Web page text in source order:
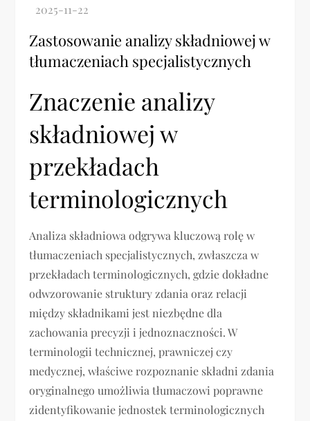
Zastosowanie analizy składniowej w
tłumaczeniach specjalistycznych
Znaczenie analizy
składniowej w
przekładach
terminologicznych
Analiza składniowa odgrywa kluczową rolę w
tłumaczeniach specjalistycznych, zwłaszcza w
przekładach terminologicznych, gdzie dokładne
odwzorowanie struktury zdania oraz relacji
między składnikami jest niezbędne dla
zachowania precyzji i jednoznaczności. W
terminologii technicznej, prawniczej czy
medycznej, właściwe rozpoznanie składni zdania
oryginalnego umożliwia tłumaczowi poprawne
zidentyfikowanie jednostek terminologicznych